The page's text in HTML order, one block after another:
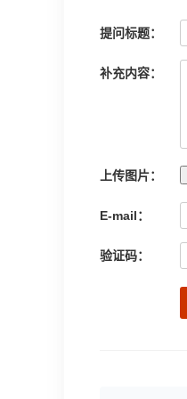
提问标题：
补充内容：
上传图片：
E-mail：
验证码：